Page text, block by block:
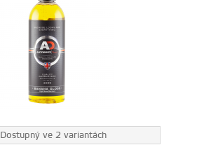
Dostupný ve 2 variantách